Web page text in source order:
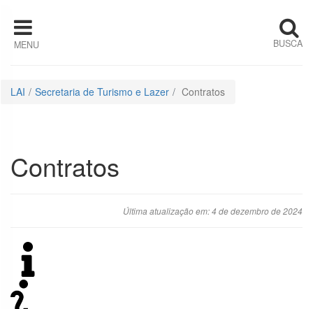
MENU BUSCA
Estrutura
Quem é quem
Ações e
Programas
Auditorias
LAI Secretaria de Turismo e Lazer Contratos
Contratos
Última atualização em: 4 de dezembro de 2024